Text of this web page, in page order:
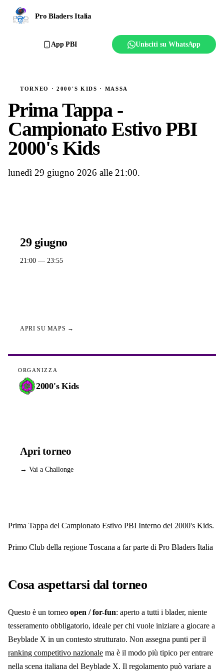
Pro Bladers Italia
Ranking
Regolamento
Affilia il club
App PBI Unisciti su WhatsApp
TORNEO · 2000'S KIDS · MASSA
Prima Tappa -
Campionato Estivo PBI
2000's Kids
lunedì 29 giugno 2026 alle 21:00.
Prima Tappa del Campionato Estivo PBI Interno dei 2000's Kids.
Primo Club della regione Toscana a far parte di Pro Bladers Italia
Cosa aspettarsi dal torneo
Questo è un torneo open / for-fun: aperto a tutti i blader, niente
tesseramento obbligatorio, ideale per chi vuole iniziare a giocare a
Beyblade X in un contesto strutturato. Non assegna punti per il
ranking competitivo nazionale ma è il modo più tipico per entrare
nella scena italiana del Beyblade X. Il regolamento può variare a
29 giugno
21:00 — 23:55
APRI SU MAPS →
ORGANIZZA
2000's Kids
Apri torneo
→ Vai a Challonge